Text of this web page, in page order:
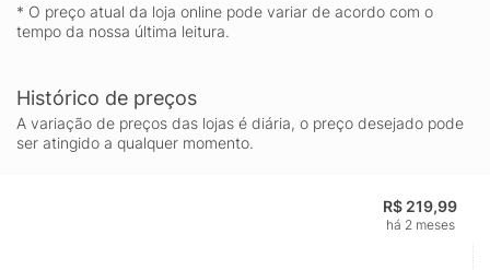
* O preço atual da loja online pode variar de acordo com o
tempo da nossa última leitura.
Histórico de preços
A variação de preços das lojas é diária, o preço desejado pode
ser atingido a qualquer momento.
R$ 219,99
há 2 meses